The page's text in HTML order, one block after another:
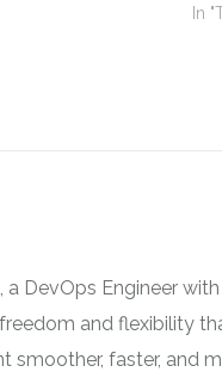
In
a DevOps Engineer
and flexibility
smoother, faster, and